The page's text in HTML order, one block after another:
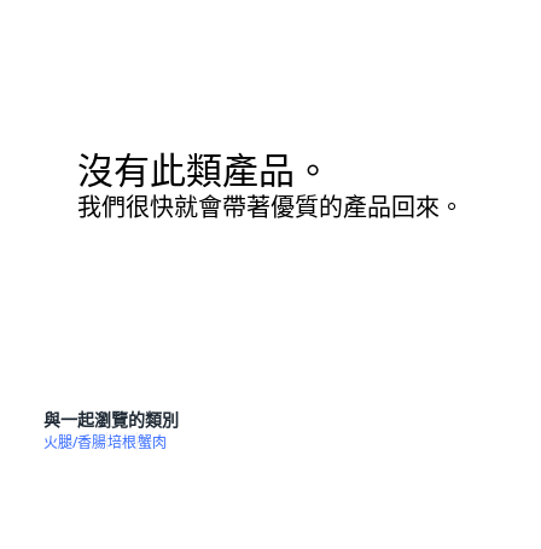
沒有此類產品。
我們很快就會帶著優質的產品回來。
與一起瀏覽的類別
火腿/香腸培根蟹肉